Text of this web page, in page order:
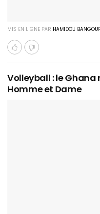
MIS EN LIGNE PAR HAMIDOU
Volleyball : le Ghana
Homme et Dame